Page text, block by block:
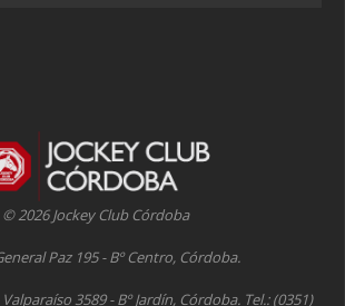
© 2026 Jockey Club Córdoba
Paz 195 - Bº Centro, Córdoba.
Valparaíso 3589 - Bº Jardín, Córdoba. Tel.: (0351)